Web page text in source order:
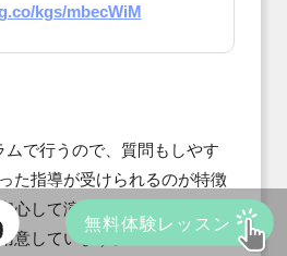
kgs/mbecWiM
ムで行うので、質問もしやす
た指導が受けられるのが特徴
心して演奏できるよう、小口
意しています。